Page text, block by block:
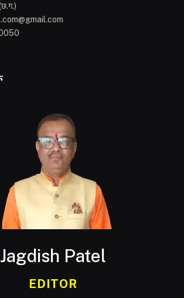
Jagdish Patel
EDITOR